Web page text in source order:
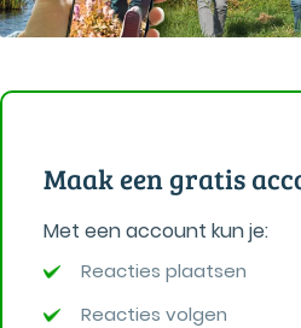
Maak een gratis
Met een account kun je:
Reacties plaatsen
Reacties volgen